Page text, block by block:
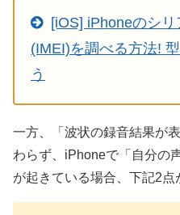
[iOS] iPhoneのシ
(IMEI)を調べる方法!
う
一方、「波状の録音結果が
わらず、iPhoneで「自分の
が起きている場合、下記2点